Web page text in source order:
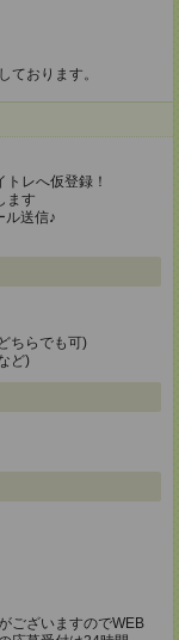
ております。
レへ仮登録！
ます
ル送信♪
ちらでも可)
ど)
ございますのでWEB